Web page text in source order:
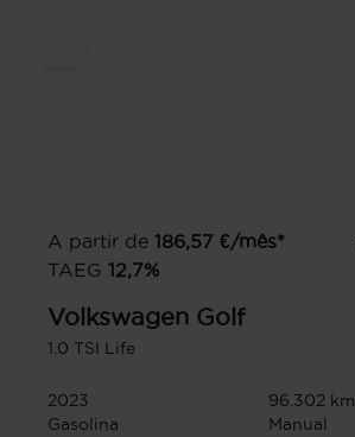
A partir de 186,57 €/mês*
TAEG 12,7%
Volkswagen Golf
1.0 TSI Life
2023
96.302 km
Gasolina
Manual